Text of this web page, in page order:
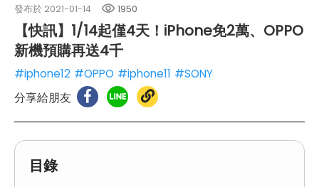
發布於 2021-01-14 1950
【快訊】1/14起僅4天！iPhone免2萬、OPPO
新機預購再送4千
#iphone12 #OPPO #iphone11 #SONY
分享給朋友
目錄